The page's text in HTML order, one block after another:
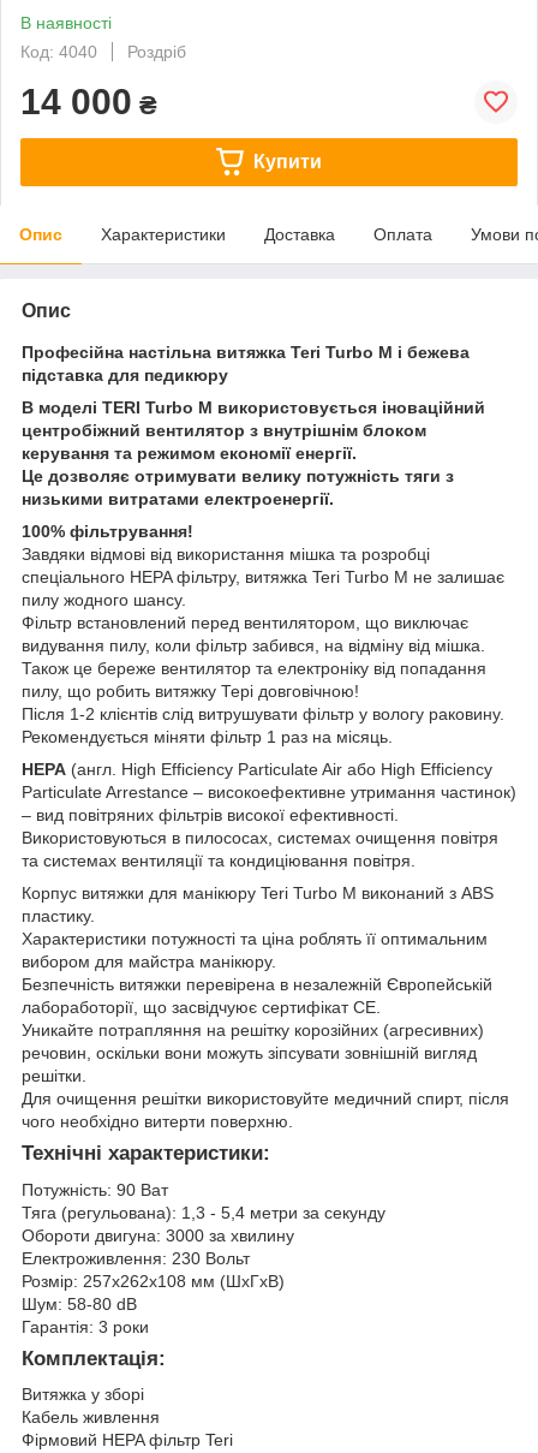
В наявності
Код: 4040
Роздріб
14 000 ₴
Купити
Опис Характеристики Доставка Оплата Умови
Опис
Професійна настільна витяжка Teri Turbo M і бежева
підставка для педикюру
В моделі TERI Turbo M використовується іноваційний
центробіжний вентилятор з внутрішнім блоком
керування та режимом економії енергії.
Це дозволяє отримувати велику потужність тяги з
низькими витратами електроенергії.
100% фільтрування!
Завдяки відмові від використання мішка та розробці
спеціального HEPA фільтру, витяжка Teri Turbo M не залишає
пилу жодного шансу.
Фільтр встановлений перед вентилятором, що виключає
видування пилу, коли фільтр забився, на відміну від мішка.
Також це береже вентилятор та електроніку від попадання
пилу, що робить витяжку Тері довговічною!
Після 1-2 клієнтів слід витрушувати фільтр у вологу раковину.
Рекомендується міняти фільтр 1 раз на місяць.
HEPA (англ. High Efficiency Particulate Air або High Efficiency
Particulate Arrestance – високоефективне утримання частинок)
– вид повітряних фільтрів високої ефективності.
Використовуються в пилососах, системах очищення повітря
та системах вентиляції та кондиціювання повітря.
Корпус витяжки для манікюру Teri Turbo M виконаний з ABS
пластику.
Характеристики потужності та ціна роблять її оптимальним
вибором для майстра манікюру.
Безпечність витяжки перевірена в незалежній Європейській
лабоработорії, що засвідчуює сертифікат СЕ.
Уникайте потрапляння на решітку корозійних (агресивних)
речовин, оскільки вони можуть зіпсувати зовнішній вигляд
решітки.
Для очищення решітки використовуйте медичний спирт, після
чого необхідно витерти поверхню.
Технічні характеристики:
Потужність: 90 Ват
Тяга (регульована): 1,3 - 5,4 метри за секунду
Обороти двигуна: 3000 за хвилину
Електроживлення: 230 Вольт
Розмір: 257х262х108 мм (ШхГхВ)
Шум: 58-80 dB
Гарантія: 3 роки
Комплектація:
Витяжка у зборі
Кабель живлення
Фірмовий HEPA фільтр Teri